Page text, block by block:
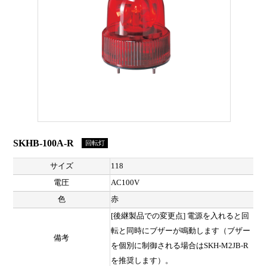
SKHB-100A-R 回転灯
サイズ
118
電圧
AC100V
色
赤
備考
[後継製品での変更点] 電源を入れると回
転と同時にブザーが鳴動します（ブザー
を個別に制御される場合はSKH-M2JB-R
を推奨します）。